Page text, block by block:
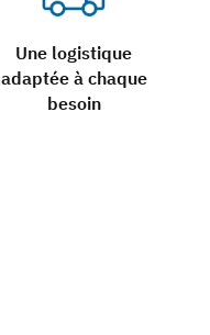
Une logistique
adaptée à chaque
besoin